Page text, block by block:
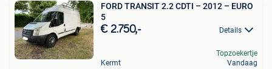
FORD TRANSIT 2.2 CDTI – 2012 – EURO
5
€ 2.750,- Details
Kermt
Topzoekertje
Vandaag